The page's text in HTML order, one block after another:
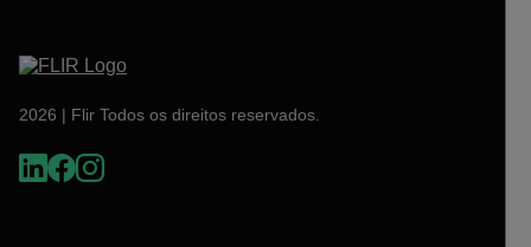
2026 | Flir Todos os direitos reservados.